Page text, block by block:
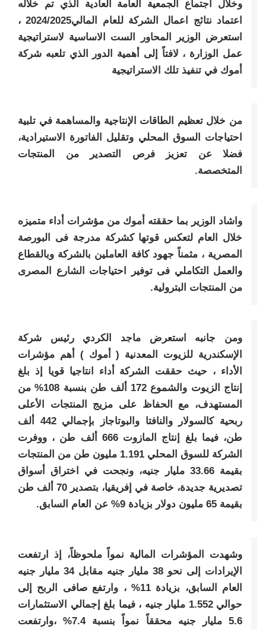
وخلال اجتماع الجمعية العامة العادية الذي تم خلاله
اعتماد نتائج اعمال الشركة للعام المالي2024/2025 ،
استعرض الوزير المحاور الست الاساسية لاستراتيجية
عمل الوزارة ، لافتاً إلى أهمية الدور الذي تلعبه شركة
أموك في تنفيذ تلك الاستراتيجية
من خلال تعظيم الطاقات الإنتاجية والمساهمة في تلبية
احتياجات السوق المحلي وتقليل الفاتورة الاستيرادية،
فضلا عن تعزيز فرص التصدير من المنتجات
المتخصصة.
واشاد الوزير بما حققته أموك من مؤشرات أداء متميزه
خلال العام لتعكس قوتها كشركة مدرجة فى البورصة
المصرية ، مثمناً جهود كافة العاملين بالشركة وبالقطاع
والعمل التكاملي فى توفير احتياجات الشارع المصرى
من المنتجات البترولية.
ومن جانبه استعرض ماجد الكردي رئيس شركة
الإسكندرية للزيوت المعدنية ( أموك ) أهم مؤشرات
الأداء ، حيث حققت الشركة أداء انتاجيا قويا إذ بلغ
إنتاج الزيوت والشموع 172 ألف طن بنسبة 108% من
المستهدف، مع الحفاظ على مزيج المنتجات الأعلى
ربحية كالسولار والنافتا والبوتاجاز بإجمالي 442 ألف
طن، فيما بلغ إنتاج المازوت 666 ألف طن ، ووفرت
الشركة للسوق المحلي 1.191 مليون طن من المنتجات
بقيمة 33.66 مليار جنيه، ونجحت في اختراق أسواق
تصديرية جديدة، خاصة في إفريقيا، بتصدير 70 ألف طن
بقيمة 65 مليون دولار بزيادة 9% عن العام السابق.
وشهدت المؤشرات المالية نمواً ملحوظاً، إذ ارتفعت
الإيرادات إلى نحو 38 مليار جنيه مقابل 34 مليار جنيه
العام السابق، بزيادة 11% ، وارتفع صافى الربح إلى
حوالي 1.552 مليار جنيه ، فيما بلغ إجمالي الاستثمارات
5.6 مليار جنيه محققاً نمواً بنسبة 7.4% ،وارتفعت